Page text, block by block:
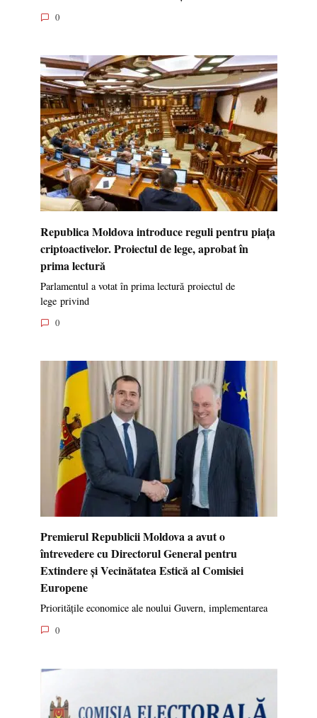
0
Republica Moldova introduce reguli pentru piața
criptoactivelor. Proiectul de lege, aprobat în
prima lectură
Parlamentul a votat în prima lectură proiectul de
lege privind
0
Premierul Republicii Moldova a avut o
întrevedere cu Directorul General pentru
Extindere și Vecinătatea Estică al Comisiei
Europene
Prioritățile economice ale noului Guvern, implementarea
0